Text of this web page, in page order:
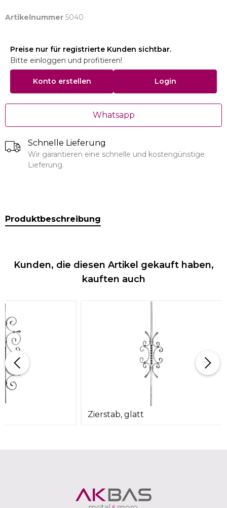
Artikelnummer 5040
Preise nur für registrierte Kunden sichtbar.
Bitte einloggen und profitieren!
Konto erstellen Login
Whatsapp
Schnelle Lieferung
Wir garantieren eine schnelle und kostengünstige
Lieferung.
Produktbeschreibung
Kunden, die diesen Artikel gekauft haben,
kauften auch
Zierstab, glatt